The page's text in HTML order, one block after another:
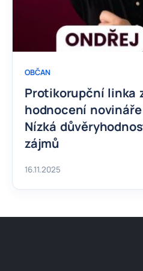
OBČAN
Protikorupční linka
hodnocení
Nízká
zájmů
16.11.2025